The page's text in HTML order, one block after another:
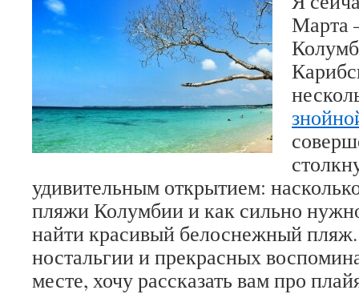
Марта
удивительным открытием:
пляжи Колумбии и как сильно
найти красивый белоснежный
ностальгии и прекрасных
месте, хочу рассказать вам про